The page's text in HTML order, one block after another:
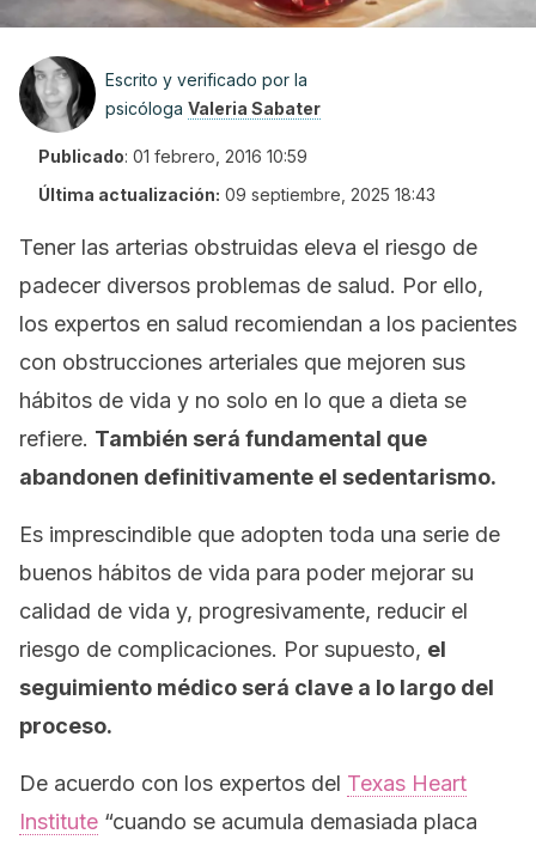
Escrito y verificado por la
psicóloga Valeria Sabater
Publicado: 01 febrero, 2016 10:59
Última actualización: 09 septiembre, 2025 18:43
Tener las arterias obstruidas eleva el riesgo de
padecer diversos problemas de salud. Por ello,
los expertos en salud recomiendan a los pacientes
con obstrucciones arteriales que mejoren sus
hábitos de vida y no solo en lo que a dieta se
refiere. También será fundamental que
abandonen definitivamente el sedentarismo.
Es imprescindible que adopten toda una serie de
buenos hábitos de vida para poder mejorar su
calidad de vida y, progresivamente, reducir el
riesgo de complicaciones. Por supuesto, el
seguimiento médico será clave a lo largo del
proceso.
De acuerdo con los expertos del Texas Heart
Institute “cuando se acumula demasiada placa